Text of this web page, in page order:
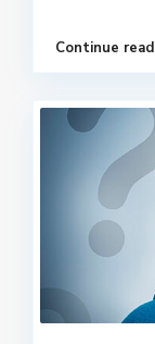
Continue